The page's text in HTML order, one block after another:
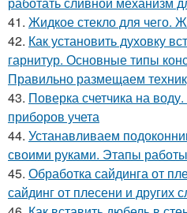
41. Жидкое стекло для чего.
42. Как установить духовку
гарнитур. Основные типы
Правильно размещаем
43. Поверка счетчика на
приборов учета
44. Устанавливаем
своими руками. Этапы
45. Обработка сайдинга от
сайдинг от плесени и других